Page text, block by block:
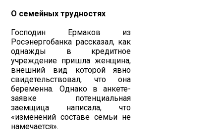
О семейных трудностях
Господин Ермаков из
Росэнергобанка рассказал, как
однажды в кредитное
учреждение пришла женщина,
внешний вид которой явно
свидетельствовал, что она
беременна. Однако в анкете-
заявке потенциальная
заемщица написала, что
«изменений составе семьи не
намечается».